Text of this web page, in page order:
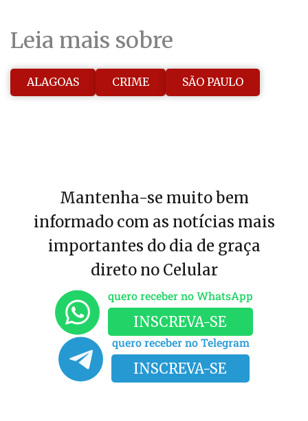
Leia mais sobre
ALAGOAS CRIME SÃO PAULO
Mantenha-se muito bem
informado com as notícias mais
importantes do dia de graça
direto no Celular
quero receber no WhatsApp
INSCREVA-SE
quero receber no Telegram
INSCREVA-SE